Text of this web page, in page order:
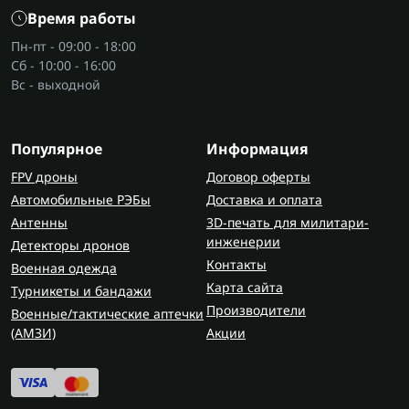
Часы-навигаторы
альтиметром, полезные для армии и
выживания в полевых условиях.
Водолазные модели
Преимущества тактических часов
повышенная прочность корпуса;
точность работы в любых условиях;
долгий ресурс батареи или аккумулятора;
дополнительные функции – от секундомера до
компаса и барометра;
стойкость к влаге, пыли и ударам;
камуфляжные или тактические цвета, которые
Как выбрать тактические часы?
Время работы
Пн-пт - 09:00 - 18:00
Сб - 10:00 - 16:00
Вс - выходной
Популярное
FPV дроны
Автомобильные РЭБы
Антенны
Детекторы дронов
Военная одежда
Турникеты и бандажи
Военные/тактические аптечки
(AMЗИ)
Информация
Договор оферты
Доставка и оплата
3D-печать для милитари-
инженерии
Контакты
Карта сайта
Производители
Акции